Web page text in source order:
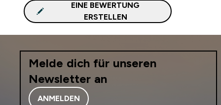
EINE BEWERTUNG
ERSTELLEN
Melde dich für unseren
Newsletter an
ANMELDEN